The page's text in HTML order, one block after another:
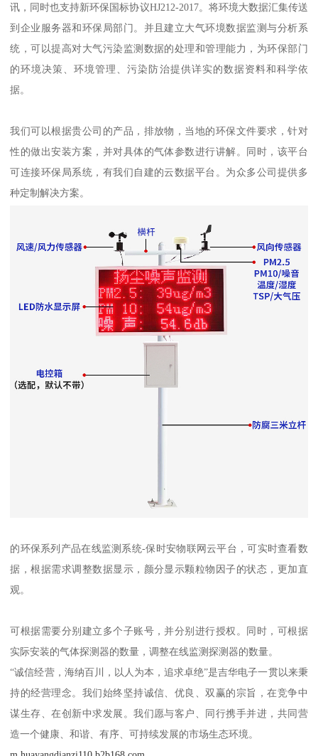
讯，同时也支持新环保国标协议HJ212-2017。将环境大数据汇集传送
到企业服务器和环保局部门。并且建立大气环境数据监测与分析系
统，可以提高对大气污染监测数据的处理和管理能力，为环保部门
的环境决策、环境管理、污染防治提供详实的数据资料和科学依
据。
我们可以根据贵公司的产品，排放物，当地的环保文件要求，针对
性的做出安装方案，并对具体的气体参数进行讲解。同时，该平台
可连接环保局系统，有我们自建的云数据平台。为众多公司提供多
种定制解决方案。
的环保系列产品在线监测系统-保时安物联网云平台，可实时查看数
据，根据需求调整数据显示，颜分显示颗粒物因子的状态，更加直
观。
可根据需要分别建立多个子账号，并分别进行授权。同时，可根据
实际安装的气体探测器的数量，调整在线监测探测器的数量。
“诚信经营，海纳百川，以人为本，追求卓绝”是吉华电子一贯以来秉
持的经营理念。我们始终坚持诚信、优良、双赢的宗旨，在竞争中
谋生存、在创新中求发展。我们愿与客户、同行携手并进，共同营
造一个健康、和谐、有序、可持续发展的市场生态环境。